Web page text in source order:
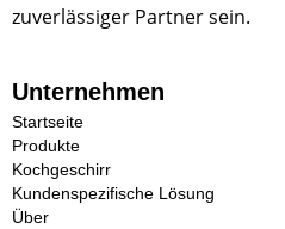
zuverlässiger Partner sein.
Unternehmen
Startseite
Produkte
Kochgeschirr
Kundenspezifische Lösung
Über